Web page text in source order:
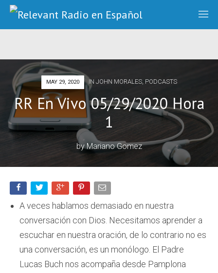
MAY 29, 2020 IN JOHN MORALES, PODCASTS
RR En Vivo 05/29/2020 Hora
1
byMariano Gomez
A veces hablamos demasiado en nuestra
conversación con Dios. Necesitamos aprender a
escuchar en nuestra oración, de lo contrario no es
una conversación, es un monólogo. El Padre
Lucas Buch nos acompaña desde Pamplona